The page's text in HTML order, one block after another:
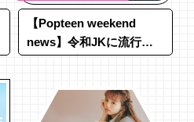
news ＃平成リバイバル
＃令和ぎゃる
【Popteen weekend
news】令和JKに流行